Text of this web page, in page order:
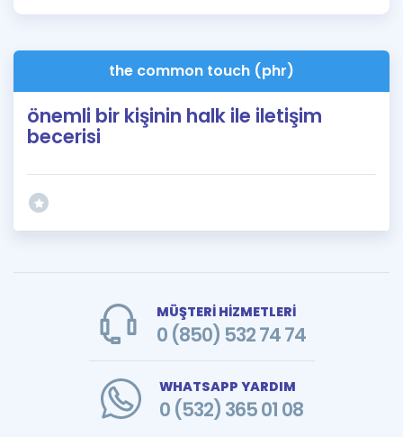
Blog
İngilizce Gramer
the common touch (phr)
önemli bir kişinin halk ile iletişim
becerisi
MÜŞTERİ HİZMETLERİ
0 (850) 532 74 74
WHATSAPP YARDIM
0 (532) 365 01 08